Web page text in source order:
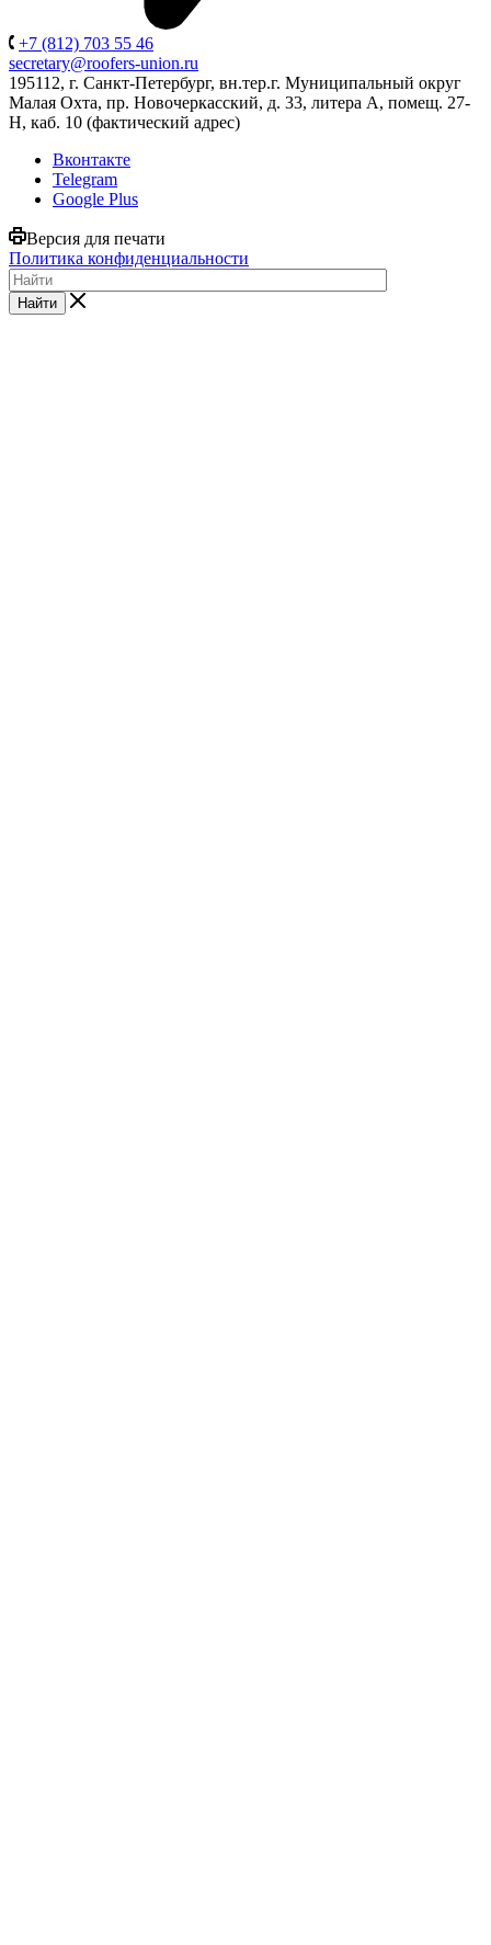
+7 (812) 703 55 46
secretary@roofers-union.ru
195112, г. Санкт-Петербург, вн.тер.г. Муниципальный округ
Малая Охта, пр. Новочеркасский, д. 33, литера А, помещ. 27-
Н, каб. 10 (фактический адрес)
Вконтакте
Telegram
Google Plus
Версия для печати
Политика конфиденциальности
Найти